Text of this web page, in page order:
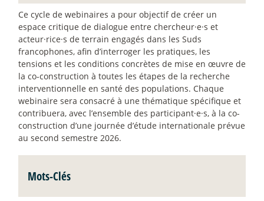
Ce cycle de webinaires a pour objectif de créer un
espace critique de dialogue entre chercheur·e·s et
acteur·rice·s de terrain engagés dans les Suds
francophones, afin d’interroger les pratiques, les
tensions et les conditions concrètes de mise en œuvre de
la co-construction à toutes les étapes de la recherche
interventionnelle en santé des populations. Chaque
webinaire sera consacré à une thématique spécifique et
contribuera, avec l’ensemble des participant·e·s, à la co-
construction d’une journée d’étude internationale prévue
au second semestre 2026.
Mots-Clés